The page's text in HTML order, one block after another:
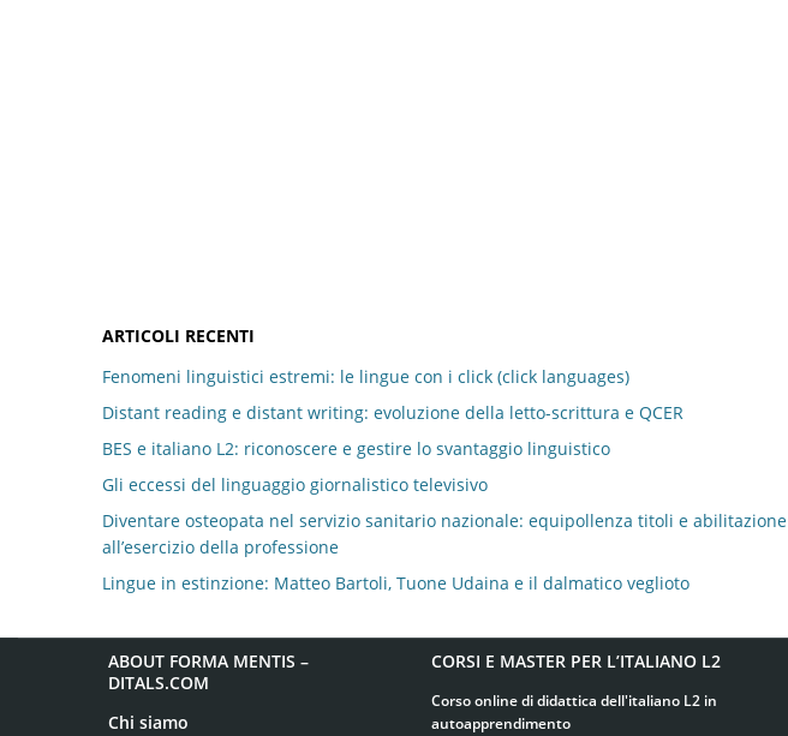
ARTICOLI RECENTI
Fenomeni linguistici estremi: le lingue con i click (click languages)
Distant reading e distant writing: evoluzione della letto-scrittura e QCER
BES e italiano L2: riconoscere e gestire lo svantaggio linguistico
Gli eccessi del linguaggio giornalistico televisivo
Diventare osteopata nel servizio sanitario nazionale: equipollenza titoli e abilitazione
all’esercizio della professione
Lingue in estinzione: Matteo Bartoli, Tuone Udaina e il dalmatico veglioto
ABOUT FORMA MENTIS –
DITALS.COM
Chi siamo
CORSI E MASTER PER L’ITALIANO L2
Corso online di didattica dell'italiano L2 in
autoapprendimento